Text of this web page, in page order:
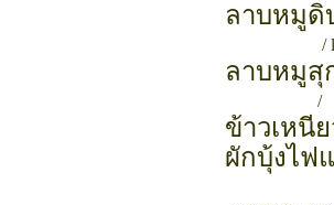
ลาบหมูดิ
/ laap
ลาบหมูสุ
/
ข้าวเหนี
ผักบุ้งไฟ